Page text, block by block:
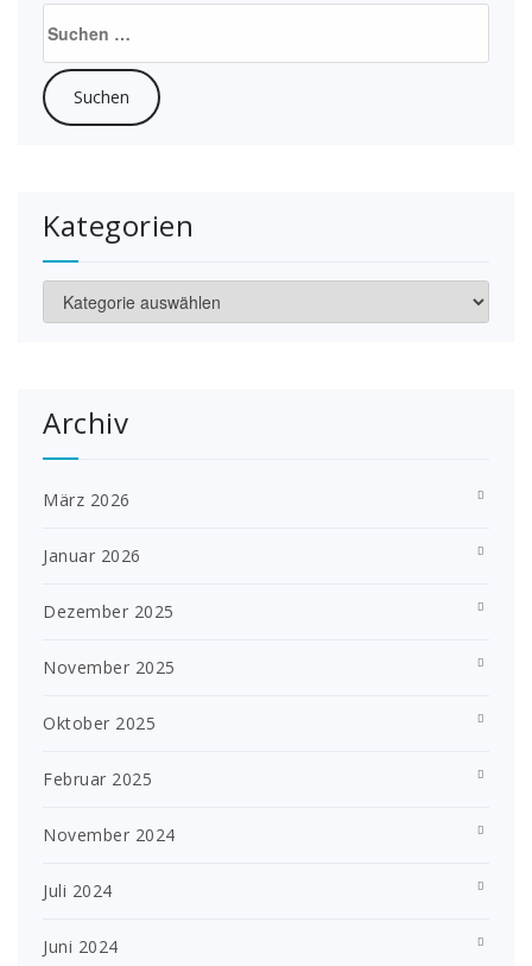
nach:
Kategorien
Kategorien
Archiv
März 2026
Januar 2026
Dezember 2025
November 2025
Oktober 2025
Februar 2025
November 2024
Juli 2024
Juni 2024